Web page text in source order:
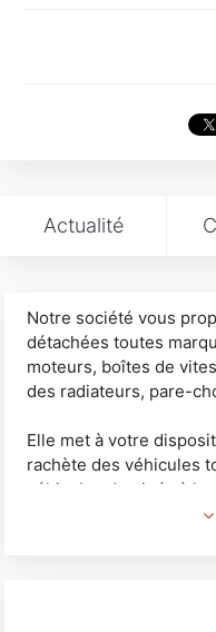
Actualité
Notre société vous
détachées toutes
moteurs, boîtes de
des radiateurs, pare-
Elle met à votre
rachète des véhicules
véhicules destinés à
enlèvements